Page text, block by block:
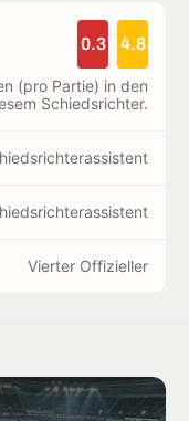
0.3 4.8
(pro Partie) in den
Schiedsrichter.
Vierter Offizieller